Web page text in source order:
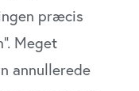
præcis
Meget
annullerede